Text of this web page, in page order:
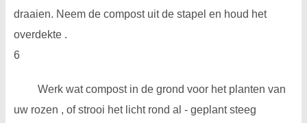
draaien. Neem de compost uit de stapel en houd het
overdekte .
6
Werk wat compost in de grond voor het planten van
uw rozen , of strooi het licht rond al - geplant steeg